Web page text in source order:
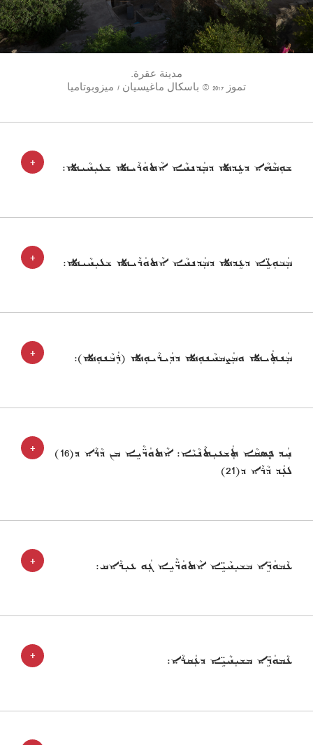
مدينة عقرة.
تموز 2017 © باسكال ماغيسيان / ميزوبوتاميا
+ ܫܘܼܡܵܗܵܐ ܕܥܹܕܬܐ ܕܡܲܕܢܚܵܐ ܐܵܬܘܿܪܵܝܬܐ ܫܠܝܼܚܵܝܬܐ:
+ ܡܲܒܘܼܥܹ̈ܐ ܕܥܹܕܬܐ ܕܡܲܕܢܚܵܐ ܐܵܬܘܿܪܵܝܬܐ ܫܠܝܼܚܵܝܬܐ:
+ ܡܲܢܬܲܝܬܐ ܘܡܲܨܡܚܵܢܘܼܬܐ ܕܕܲܝܪܵܝܘܼܬܐ (ܪܲܒܵܢܘܼܬܐ):
+
ܚܲܕ ܦܸܣܩܵܐ ܬܲܫܥܝܼܬܵܢܵܝܵܐ: ܐܵܬܘܿܖ̈ܵܝܹܐ ܡܢ ܕܵܪܵܐ ܕ(16)
ܠܥܲܕ ܕܵܪܵܐ ܕ(21)
+ ܥܵܡܘܿܖܹ̈ܐ ܡܫܝܼܚܵܝܹ̈ܐ ܐܵܬܘܿܖ̈ܵܝܹܐ ܓܲܘ ܥܝܼܪܵܐܩ:
+ ܥܵܡܘܿܖܹ̈ܐ ܡܫܝܼܚܵܝܹ̈ܐ ܕܥܲܩܪܵܐ: